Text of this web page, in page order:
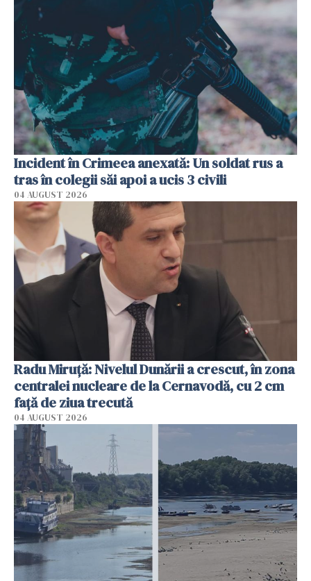
Incident în Crimeea anexată: Un soldat rus a
tras în colegii săi apoi a ucis 3 civili
04 AUGUST 2026
Radu Miruţă: Nivelul Dunării a crescut, în zona
centralei nucleare de la Cernavodă, cu 2 cm
faţă de ziua trecută
04 AUGUST 2026